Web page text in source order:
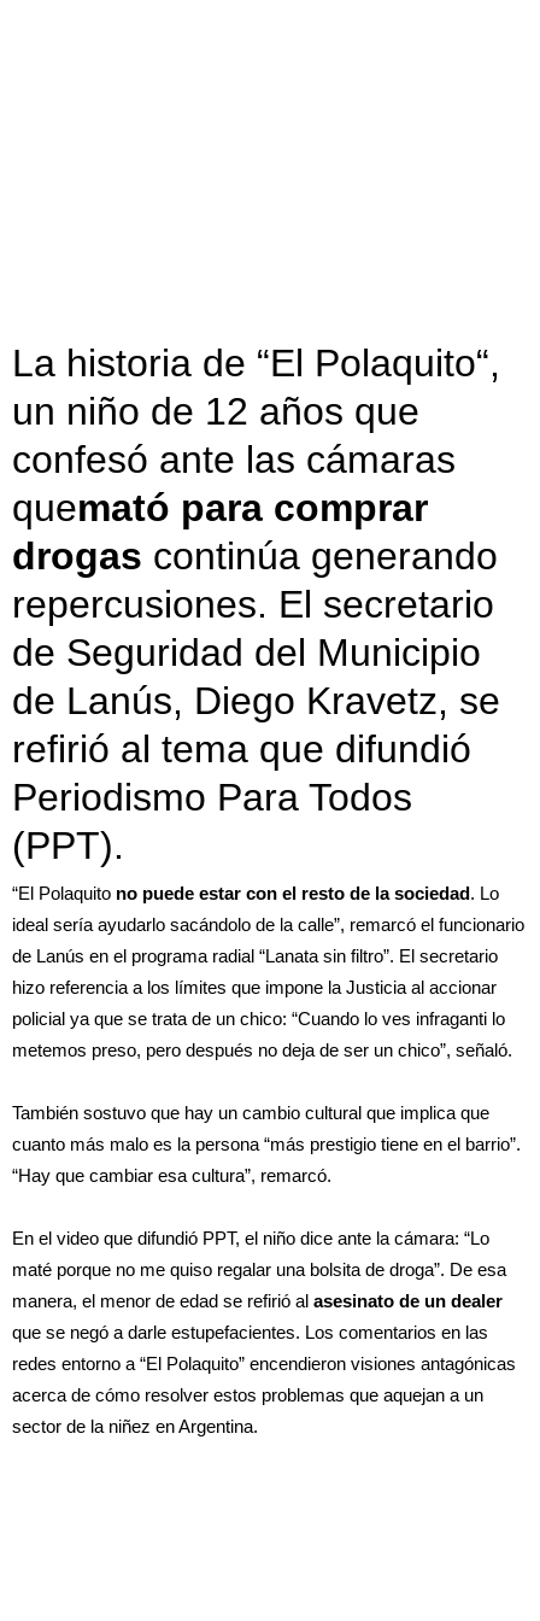
La historia de “El Polaquito“,
un niño de 12 años que
confesó ante las cámaras
quemató para comprar
drogas continúa generando
repercusiones. El secretario
de Seguridad del Municipio
de Lanús, Diego Kravetz, se
refirió al tema que difundió
Periodismo Para Todos
(PPT).
“El Polaquito no puede estar con el resto de la sociedad. Lo
ideal sería ayudarlo sacándolo de la calle”, remarcó el funcionario
de Lanús en el programa radial “Lanata sin filtro”. El secretario
hizo referencia a los límites que impone la Justicia al accionar
policial ya que se trata de un chico: “Cuando lo ves infraganti lo
metemos preso, pero después no deja de ser un chico”, señaló.
También sostuvo que hay un cambio cultural que implica que
cuanto más malo es la persona “más prestigio tiene en el barrio”.
“Hay que cambiar esa cultura”, remarcó.
En el video que difundió PPT, el niño dice ante la cámara: “Lo
maté porque no me quiso regalar una bolsita de droga”. De esa
manera, el menor de edad se refirió al asesinato de un dealer
que se negó a darle estupefacientes. Los comentarios en las
redes entorno a “El Polaquito” encendieron visiones antagónicas
acerca de cómo resolver estos problemas que aquejan a un
sector de la niñez en Argentina.